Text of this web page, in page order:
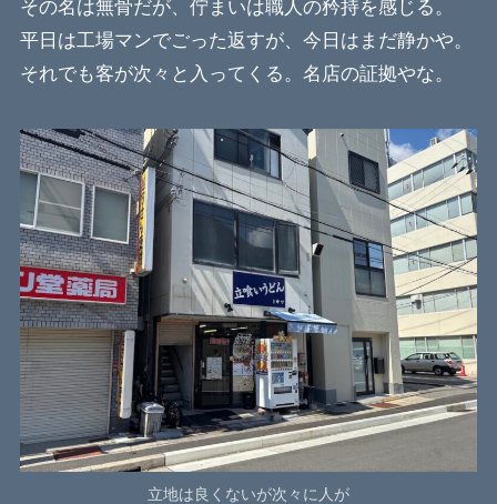
その名は無骨だが、佇まいは職人の矜持を感じる。
平日は工場マンでごった返すが、今日はまだ静かや。
それでも客が次々と入ってくる。名店の証拠やな。
立地は良くないが次々に人が